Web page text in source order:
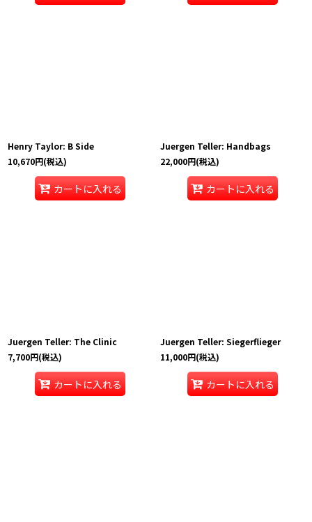
Henry Taylor: B Side
10,670円(税込)
カートに入れる
Juergen Teller: Handbags
22,000円(税込)
カートに入れる
Juergen Teller: The Clinic
7,700円(税込)
カートに入れる
Juergen Teller: Siegerflieger
11,000円(税込)
カートに入れる